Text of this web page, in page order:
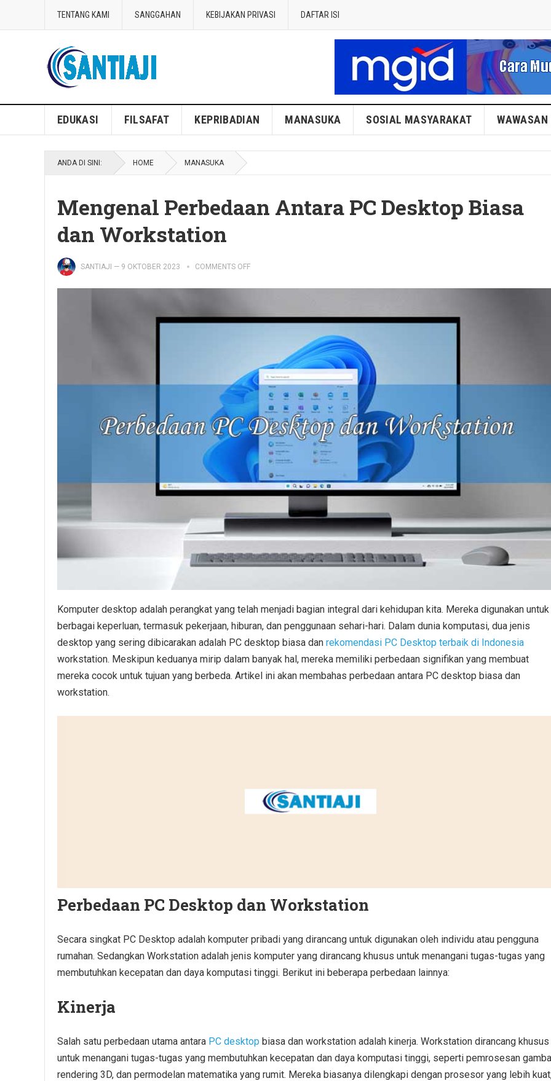
TENTANG KAMI SANGGAHAN KEBIJAKAN PRIVASI DAFTAR ISI
Blog Santiaji
EDUKASI FILSAFAT KEPRIBADIAN MANASUKA SOSIAL MASYARAKAT WAWASAN
ANDA DI SINI: HOME MANASUKA
Mengenal Perbedaan Antara PC Desktop Biasa
dan Workstation
SANTIAJI — 9 OKTOBER 2023 COMMENTS OFF
Komputer desktop adalah perangkat yang telah menjadi bagian integral dari kehidupan kita. Mereka digunakan untuk
berbagai keperluan, termasuk pekerjaan, hiburan, dan penggunaan sehari-hari. Dalam dunia komputasi, dua jenis
desktop yang sering dibicarakan adalah PC desktop biasa dan rekomendasi PC Desktop terbaik di Indonesia
workstation. Meskipun keduanya mirip dalam banyak hal, mereka memiliki perbedaan signifikan yang membuat
mereka cocok untuk tujuan yang berbeda. Artikel ini akan membahas perbedaan antara PC desktop biasa dan
workstation.
Perbedaan PC Desktop dan Workstation
Secara singkat PC Desktop adalah komputer pribadi yang dirancang untuk digunakan oleh individu atau pengguna
rumahan. Sedangkan Workstation adalah jenis komputer yang dirancang khusus untuk menangani tugas-tugas yang
membutuhkan kecepatan dan daya komputasi tinggi. Berikut ini beberapa perbedaan lainnya:
Kinerja
Salah satu perbedaan utama antara PC desktop biasa dan workstation adalah kinerja. Workstation dirancang khusus
untuk menangani tugas-tugas yang membutuhkan kecepatan dan daya komputasi tinggi, seperti pemrosesan
rendering 3D, dan permodelan matematika yang rumit. Mereka biasanya dilengkapi dengan prosesor yang lebih